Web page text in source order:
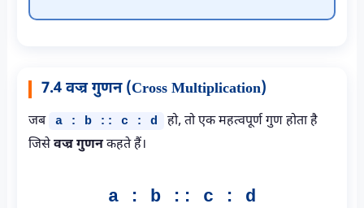
7.4 वज्र गुणन (Cross Multiplication)
जब a : b :: c : d
हो, तो एक महत्वपूर्ण गुण होता है
जिसेवज्र गुणनकहते हैं।
a : b :: c : d